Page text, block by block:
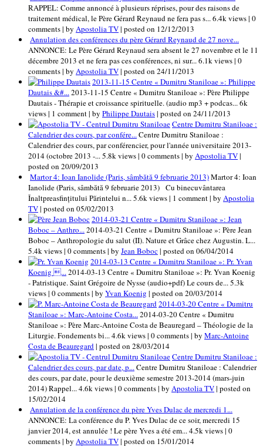
RAPPEL: Comme annoncé à plusieurs réprises, pour des raisons de
traitement médical, le Père Gérard Reynaud ne fera pas s...6.4k views| 0
comments| by Apostolia TV| posted on 12/12/2013
Annulation des conférences du père Gérard Reynaud de 27 nove...
ANNONCE: Le Père Gérard Reynaud sera absent le 27 novembre et le 11
décembre 2013 et ne fera pas ces conférences, ni sur...6.1k views| 0
comments| by Apostolia TV| posted on 24/11/2013
2013-11-15 Centre « Dumitru Staniloae »: Philippe
Dautais &#...2013-11-15 Centre « Dumitru Staniloae »: Père Philippe
Dautais - Thérapie et croissance spirituelle. (audio mp3 + podcas...6k
views| 1 comment| by Philippe Dautais| posted on 24/11/2013
Centre Dumitru Staniloae :
Calendrier des cours, par confére...Centre Dumitru Staniloae :
Calendrier des cours, par conférencier, pour l'année universitaire 2013-
2014 (octobre 2013 -...5.8k views| 0 comments| by Apostolia TV|
posted on 20/09/2013
Martor 4: Ioan Ianolide (Paris, sâmbătă 9 februarie 2013)Martor 4: Ioan
Ianolide (Paris, sâmbătă 9 februarie 2013) Cu binecuvântarea
Înaltpreasfinţitului Părintelui n...5.6k views| 1 comment| by Apostolia
TV| posted on 05/02/2013
2014-03-21 Centre « Dumitru Staniloae »: Jean
Boboc – Anthro...2014-03-21 Centre « Dumitru Staniloae »: Père Jean
Boboc – Anthropologie du salut (II). Nature et Grâce chez Augustin. L...
5.4k views| 0 comments| by Jean Boboc| posted on 06/04/2014
2014-03-13 Centre « Dumitru Staniloae »: Pr. Yvan
Koenig ...2014-03-13 Centre « Dumitru Staniloae »: Pr. Yvan Koenig
- Patristique. Saint Grégoire de Nysse (audio+pdf) Le cours de...5.3k
views| 0 comments| by Yvan Koenig | posted on 20/03/2014
2014-03-20 Centre « Dumitru
Staniloae »: Marc-Antoine Costa...2014-03-20 Centre « Dumitru
Staniloae »: Père Marc-Antoine Costa de Beauregard – Théologie de la
Liturgie. Fondements bi...4.6k views| 0 comments| by Marc-Antoine
Costa de Beauregard| posted on 28/03/2014
Centre Dumitru Staniloae :
Calendrier des cours, par date, p...Centre Dumitru Staniloae : Calendrier
des cours, par date, pour le deuxième semestre 2013-2014 (mars-juin
2014) Rappel...4.6k views| 0 comments| by Apostolia TV| posted on
15/02/2014
Annulation de la conférence du père Yves Dulac de mercredi 1...
ANNONCE: La conférence du P. Yves Dulac de ce soir, mercredi 15
janvier 2014, est annulée ! Le père Yves a été em...4.5k views| 0
comments| by Apostolia TV| posted on 15/01/2014